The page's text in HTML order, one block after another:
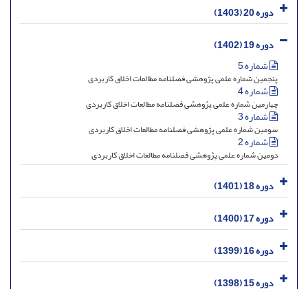
دوره 20 (1403)
دوره 19 (1402)
شماره 5
پنجمین شماره علمی پژوهشی فصلنامه مطالعات اخلاق کاربردی
شماره 4
چهارمین شماره علمی پژوهشی فصلنامه مطالعات اخلاق کاربردی
شماره 3
سومین شماره علمی پژوهشی فصلنامه مطالعات اخلاق کاربردی
شماره 2
دومین شماره علمی پژوهشی فصلنامه مطالعات اخلاق کاربردی
دوره 18 (1401)
دوره 17 (1400)
دوره 16 (1399)
دوره 15 (1398)